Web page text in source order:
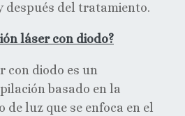
después del tratamiento.
láser con diodo?
con diodo es un
basado en la
de luz que se enfoca en el